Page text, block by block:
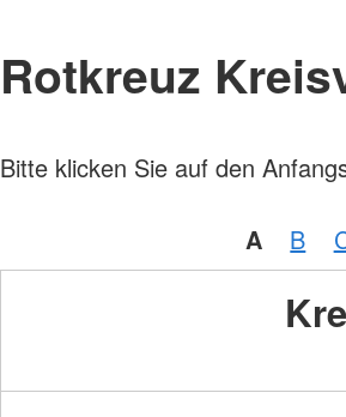
Rotkreuz
Bitte klicken Sie auf den
A B